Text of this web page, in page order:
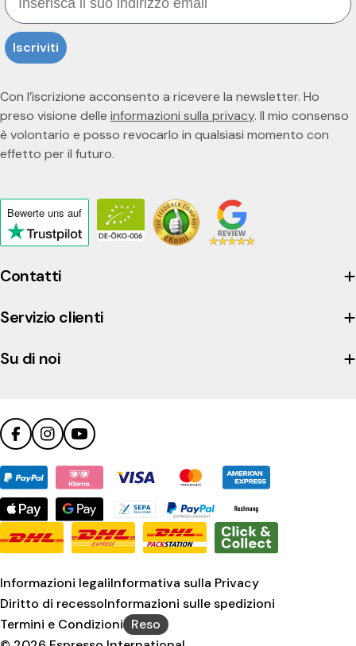
Contatti
Servizio clienti
Su di noi
Iscriviti
Con l’iscrizione acconsento a ricevere la newsletter. Ho
preso visione delle informazioni sulla privacy. Il mio consenso
è volontario e posso revocarlo in qualsiasi momento con
effetto per il futuro.
Bewerte uns auf
Click
to
view
company's
profile
FacebookInstagramYouTube
Metodi
di
pagamento
Informazioni legaliInformativa sulla Privacy
Diritto di recessoInformazioni sulle spedizioni
Termini e Condizioni Reso